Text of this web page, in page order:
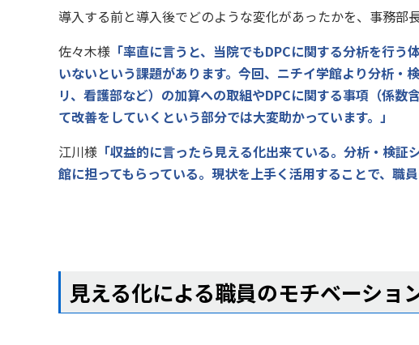
導入する前と導入後でどのような変化があったかを、事務
佐々木様 「率直に言うと、当院でもDPCに関する分析を行う
いないという課題があります。今回、ニチイ学館より分析・
リ、看護部など）の加算への取組やDPCに関する事項（係数
て改善をしていくという部分では大変助かっています。」
江川様 「収益的に言ったら見える化出来ている。分析・検
館に担ってもらっている。現状を上手く活用することで、職
見える化による職員のモチベーショ